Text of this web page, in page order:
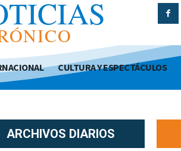
CULTURA Y ESPECTÁCULOS
ARCHIVOS DIARIOS